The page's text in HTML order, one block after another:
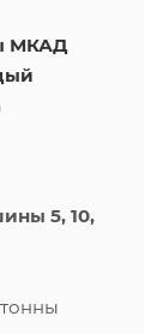
МКАД
5, 10,